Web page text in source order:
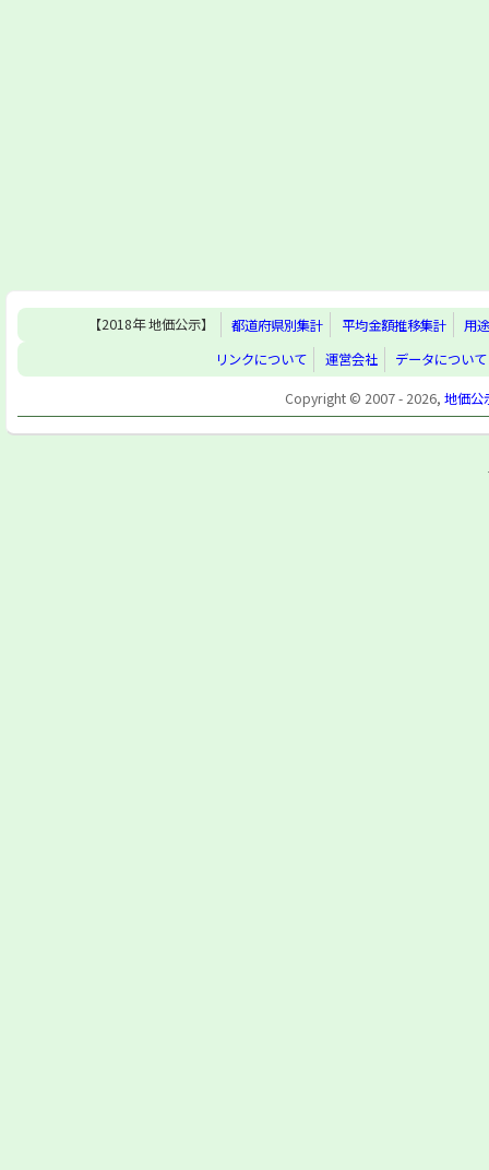
【2018年 地価公示】 都道府県別集計 平均金額推移集計
用
リンクについて
運営会社
データについて
Copyright © 2007 - 2026, 地価公